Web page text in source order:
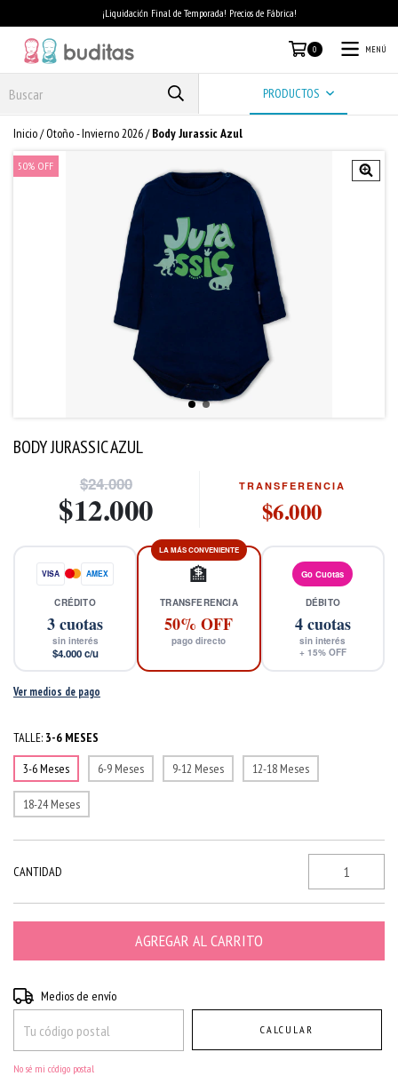
¡Liquidación Final de Temporada! Precios de Fábrica!
0 MENÚ
PRODUCTOS
Inicio/ Otoño - Invierno 2026/ Body Jurassic Azul
50% OFF
BODY JURASSIC AZUL
$24.000
$12.000
TRANSFERENCIA
$6.000
VISA AMEX
CRÉDITO
3cuotas
sin interés
$4.000c/u
LA MÁS CONVENIENTE
🏦
TRANSFERENCIA
50% OFF
pago directo
Go Cuotas
DÉBITO
4cuotas
sin interés
+ 15% OFF
Ver medios de pago
TALLE: 3-6 MESES
3-6 Meses
6-9 Meses 9-12 Meses 12-18 Meses
18-24 Meses
CANTIDAD
Entregas para el CP:
Medios de envío
CALCULAR
No sé mi código postal